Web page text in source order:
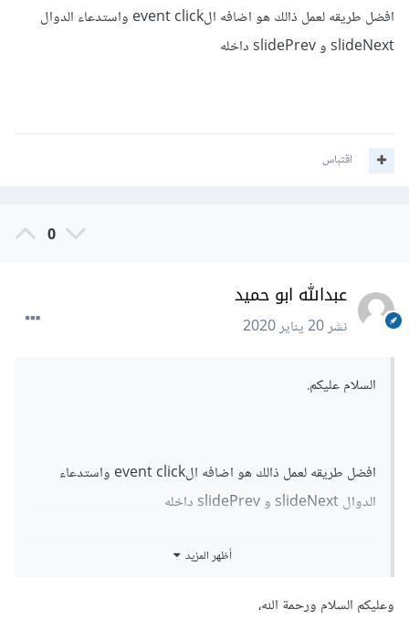
افضل طريقه لعمل ذالك هو اضافه الevent click واستدعاء الدوال
slideNext و slidePrev داخله
اقتباس
0
عبدالله ابو حميد
نشر20 يناير 2020
السلام عليكم.
افضل طريقه لعمل ذالك هو اضافه الevent click واستدعاء
الدوال slideNext و slidePrev داخله
أظهر المزيد
وعليكم السلام ورحمة الله،